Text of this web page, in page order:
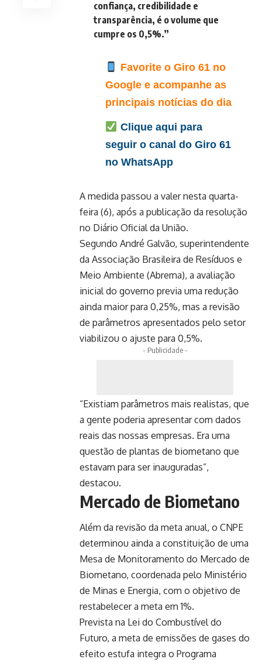
confiança, credibilidade e
transparência, é o volume que
cumpre os 0,5%.”
Favorite o Giro 61 no
Google e acompanhe as
principais notícias do dia
Clique aqui para
seguir o canal do Giro 61
no WhatsApp
A medida passou a valer nesta quarta-
feira (6), após a publicação da resolução
no Diário Oficial da União.
Segundo André Galvão, superintendente
da Associação Brasileira de Resíduos e
Meio Ambiente (Abrema), a avaliação
inicial do governo previa uma redução
ainda maior para 0,25%, mas a revisão
de parâmetros apresentados pelo setor
viabilizou o ajuste para 0,5%.
- Publicidade -
“Existiam parâmetros mais realistas, que
a gente poderia apresentar com dados
reais das nossas empresas. Era uma
questão de plantas de biometano que
estavam para ser inauguradas”,
destacou.
Mercado de Biometano
Além da revisão da meta anual, o CNPE
determinou ainda a constituição de uma
Mesa de Monitoramento do Mercado de
Biometano, coordenada pelo Ministério
de Minas e Energia, com o objetivo de
restabelecer a meta em 1%.
Prevista na Lei do Combustível do
Futuro, a meta de emissões de gases do
efeito estufa integra o Programa